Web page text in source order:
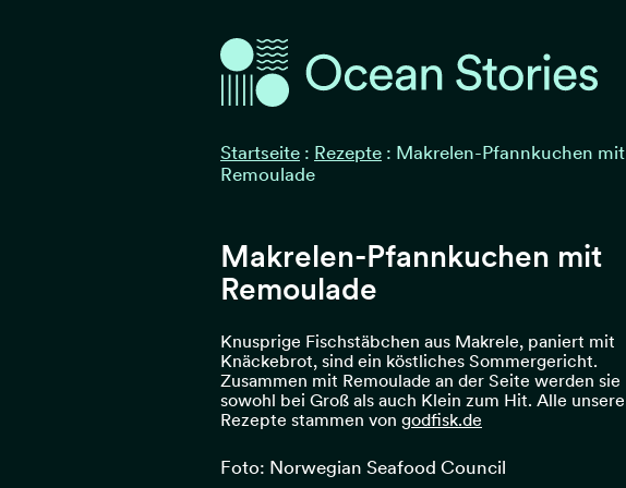
Ocean Stories
Startseite : Rezepte : Makrelen-Pfannkuchen mit
Remoulade
Makrelen-Pfannkuchen mit
Remoulade
Knusprige Fischstäbchen aus Makrele, paniert mit
Knäckebrot, sind ein köstliches Sommergericht.
Zusammen mit Remoulade an der Seite werden sie
sowohl bei Groß als auch Klein zum Hit. Alle unsere
Rezepte stammen von godfisk.de
Foto: Norwegian Seafood Council